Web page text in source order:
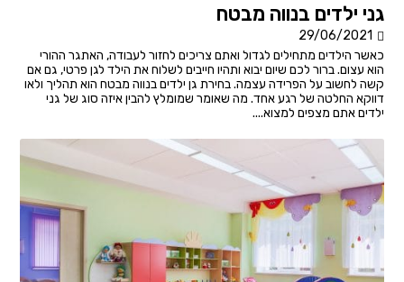
גני ילדים בנווה מבטח
29/06/2021
כאשר הילדים מתחילים לגדול ואתם צריכים לחזור לעבודה, האתגר ההורי
הוא עצום. ברור לכם שיום יבוא ותהיו חייבים לשלוח את הילד לגן פרטי, גם אם
קשה לחשוב על הפרידה עצמה. בחירת גן ילדים בנווה מבטח הוא תהליך ולאו
דווקא החלטה של רגע אחד. מה שאומר שמומלץ להבין איזה סוג של גני
ילדים אתם מצפים למצוא....